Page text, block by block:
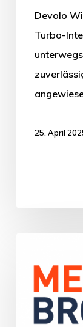
Devolo
Turbo-
25. April